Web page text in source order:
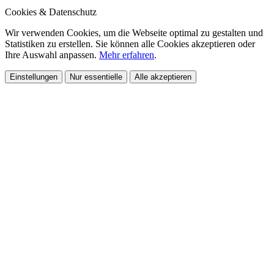
Cookies & Datenschutz
Wir verwenden Cookies, um die Webseite optimal zu gestalten und
Statistiken zu erstellen. Sie können alle Cookies akzeptieren oder
Ihre Auswahl anpassen. Mehr erfahren.
Einstellungen Nur essentielle Alle akzeptieren